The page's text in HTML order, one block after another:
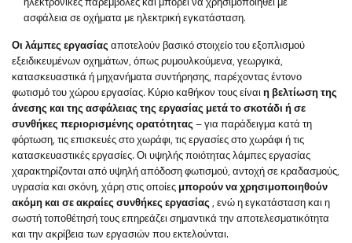
ασφάλεια σε οχήματα με ηλεκτρική εγκατάσταση.
Οι λάμπες εργασίαςαποτελούν βασικό στοιχείο του εξοπλισμού
εξειδικευμένων οχημάτων, όπως ρυμουλκούμενα, γεωργικά,
κατασκευαστικά ή μηχανήματα συντήρησης, παρέχοντας έντονο
φωτισμό του χώρου εργασίας. Κύριο καθήκον τους είναιη βελτίωση της
άνεσης και της ασφάλειας της εργασίας μετά το σκοτάδι ή σε
συνθήκες περιορισμένης ορατότητας– για παράδειγμα κατά τη
φόρτωση, τις επισκευές στο χωράφι, τις εργασίες στο χωράφι ή τις
κατασκευαστικές εργασίες. Οι υψηλής ποιότητας λάμπες εργασίας
χαρακτηρίζονται από υψηλή απόδοση φωτισμού, αντοχή σε κραδασμούς,
υγρασία και σκόνη, χάρη στις οποίες μπορούν να χρησιμοποιηθούν
ακόμη και σε ακραίες συνθήκες εργασίας, ενώ η εγκατάσταση και η
σωστή τοποθέτησή τους επηρεάζει σημαντικά την αποτελεσματικότητα
και την ακρίβεια των εργασιών που εκτελούνται.